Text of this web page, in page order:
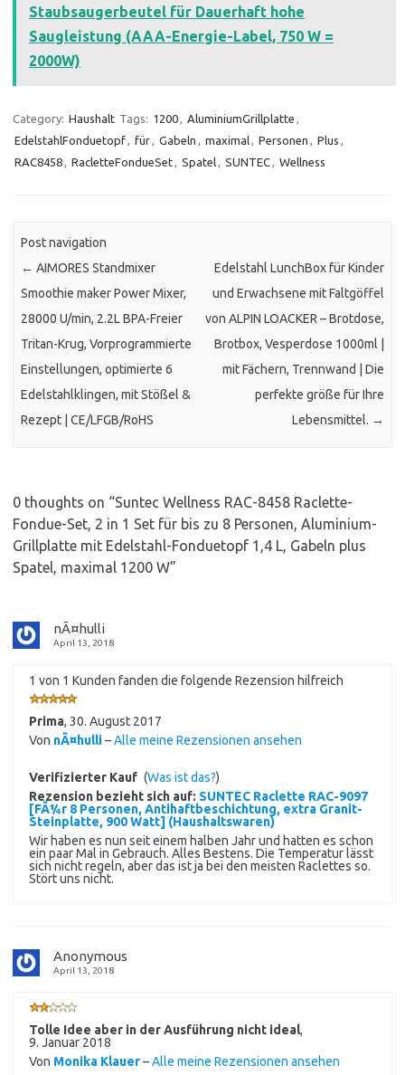
Staubsaugerbeutel für Dauerhaft hohe
Saugleistung (AAA-Energie-Label, 750 W =
2000W)
Category: Haushalt Tags: 1200, AluminiumGrillplatte ,
EdelstahlFonduetopf, für, Gabeln , maximal, Personen , Plus ,
RAC8458, RacletteFondueSet, Spatel, SUNTEC, Wellness
Post navigation
← AIMORES Standmixer
Smoothie maker Power Mixer,
28000 U/min, 2.2L BPA-Freier
Tritan-Krug, Vorprogrammierte
Einstellungen, optimierte 6
Edelstahlklingen, mit Stößel &
Rezept | CE/LFGB/RoHS
Edelstahl LunchBox für Kinder
und Erwachsene mit Faltgöffel
von ALPIN LOACKER – Brotdose,
Brotbox, Vesperdose 1000ml |
mit Fächern, Trennwand | Die
perfekte größe für Ihre
Lebensmittel. →
0 thoughts on “Suntec Wellness RAC-8458 Raclette-
Fondue-Set, 2 in 1 Set für bis zu 8 Personen, Aluminium-
Grillplatte mit Edelstahl-Fonduetopf 1,4 L, Gabeln plus
Spatel, maximal 1200 W”
nÃ¤hulli
April 13, 2018
1 von 1 Kunden fanden die folgende Rezension hilfreich
Prima, 30. August 2017
Von nÃ¤hulli–Alle meine Rezensionen ansehen
Verifizierter Kauf (Was ist das?)
Rezension bezieht sich auf: SUNTEC Raclette RAC-9097
[FÃ¼r 8 Personen, Antihaftbeschichtung, extra Granit-
Steinplatte, 900 Watt] (Haushaltswaren)
Wir haben es nun seit einem halben Jahr und hatten es schon
ein paar Mal in Gebrauch. Alles Bestens. Die Temperatur lässt
sich nicht regeln, aber das ist ja bei den meisten Raclettes so.
Stört uns nicht.
Anonymous
April 13, 2018
Tolle Idee aber in der Ausführung nicht ideal,
9. Januar 2018
Von Monika Klauer–Alle meine Rezensionen ansehen